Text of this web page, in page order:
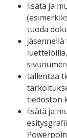
lisätä ja
tuoda
tallentaa
tiedoston
lisätä ja